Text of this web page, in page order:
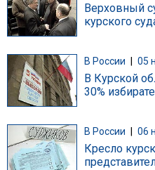
Верховный
курского
В России 05
В Курской
30%
В России 06
Кресло